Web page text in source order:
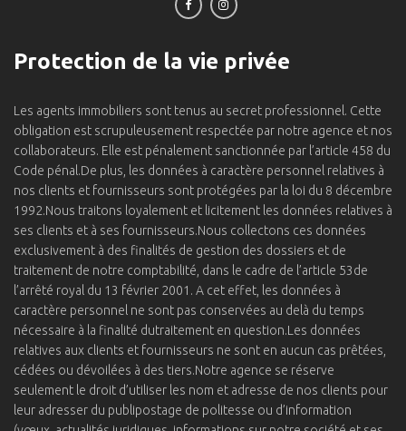
Protection de la vie privée
Les agents immobiliers sont tenus au secret professionnel. Cette
obligation est scrupuleusement respectée par notre agence et nos
collaborateurs. Elle est pénalement sanctionnée par l’article 458 du
Code pénal.De plus, les données à caractère personnel relatives à
nos clients et fournisseurs sont protégées par la loi du 8 décembre
1992.Nous traitons loyalement et licitement les données relatives à
ses clients et à ses fournisseurs.Nous collectons ces données
exclusivement à des finalités de gestion des dossiers et de
traitement de notre comptabilité, dans le cadre de l’article 53de
l’arrêté royal du 13 février 2001. A cet effet, les données à
caractère personnel ne sont pas conservées au delà du temps
nécessaire à la finalité dutraitement en question.Les données
relatives aux clients et fournisseurs ne sont en aucun cas prêtées,
cédées ou dévoilées à des tiers.Notre agence se réserve
seulement le droit d’utiliser les nom et adresse de nos clients pour
leur adresser du publipostage de politesse ou d’information